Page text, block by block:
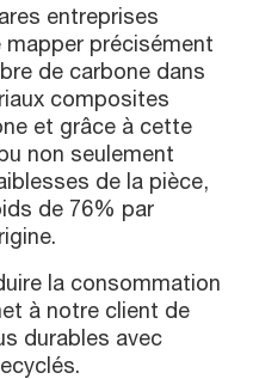
entreprises
précisément
de carbone dans
composites
et grâce à cette
non seulement
de la pièce,
de 76% par
la consommation
à notre client de
durables avec